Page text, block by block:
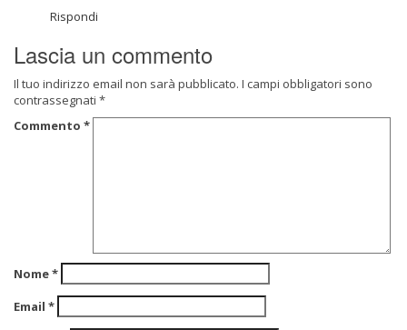
Rispondi
Lascia un commento
Il tuo indirizzo email non sarà pubblicato. I campi obbligatori sono
contrassegnati *
Commento *
Nome*
Email *